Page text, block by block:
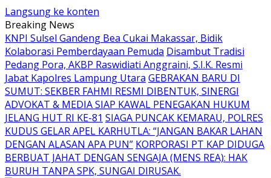
Langsung ke konten
Breaking News
KNPI Sulsel Gandeng Bea Cukai Makassar, Bidik
Kolaborasi Pemberdayaan Pemuda Disambut Tradisi
Pedang Pora, AKBP Raswidiati Anggraini, S.I.K. Resmi
Jabat Kapolres Lampung Utara GEBRAKAN BARU DI
SUMUT: SEKBER FAHMI RESMI DIBENTUK, SINERGI
ADVOKAT & MEDIA SIAP KAWAL PENEGAKAN HUKUM
JELANG HUT RI KE-81 SIAGA PUNCAK KEMARAU, POLRES
KUDUS GELAR APEL KARHUTLA: “JANGAN BAKAR LAHAN
DENGAN ALASAN APA PUN” KORPORASI PT KAP DIDUGA
BERBUAT JAHAT DENGAN SENGAJA (MENS REA): HAK
BURUH TANPA SPK, SUNGAI DIRUSAK.